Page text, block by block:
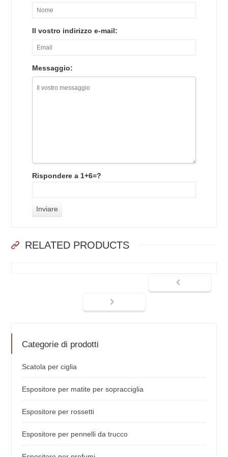
Il vostro indirizzo e-mail:
Messaggio:
Rispondere a 1+6=?
RELATED PRODUCTS
Categorie di prodotti
Scatola per ciglia
Espositore per matite per sopracciglia
Espositore per rossetti
Espositore per pennelli da trucco